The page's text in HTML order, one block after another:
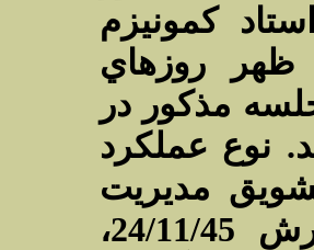
كمونيزم
ظهر روزهاي
مذكور در
نوع عملكرد
مديريت
ساواك بوده است‌. در گزارش 24/11/45،